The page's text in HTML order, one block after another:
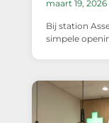
maart 19, 2026
Bij station
simpele